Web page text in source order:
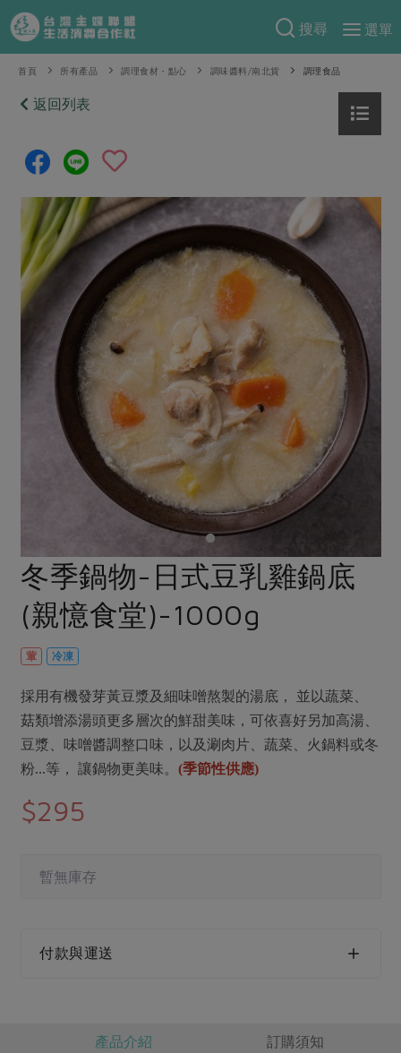
搜尋
選單
產品分類
當季蔬果
芽苗類
辛香料類
奶蛋豆・五穀
蛋 乳製品
豆製品 米麵雜糧
肉品・水產
畜產肉類 水產
水畜加工品
調理食材・點心
烘焙
休閒零嘴 沖泡飲品
保健食品
家庭清潔 織品
日用品 圖書禮品
防災用品
最新產品
樂齡友善
食譜料理
食材
麵食
肉食
海鮮
常備菜
料理方式
烘焙．點心
漬物
涼拌沙拉
飲品
主題食譜
異國料理
年菜食譜
節慶大餐
高麗菜海鮮煎餅
特別企畫
預購活動
把最好的台灣味帶回家！
防災用品預購圓滿結束
2026年端午節預購圓滿結束
更多預購活動
當季產品
合作25-經典快閃最後一週
合作25-精選產品第四彈
合作25-精選產品第三彈
議題活動
主婦聯盟X樂齡網特約優惠案
30%rPET紅烏龍茶
更多議題活動
把最好的台灣味帶回家！
綠主張
觀點文章
主婦食堂 一籃菜真心話
社內大小事 合作聯合國
產品故事 生活提案
親子食育
廚房瑜伽
關注議題
惜食
支持本土農糧
廢核運動 能源議題
減添加物 減塑減廢
公益金 食農教育
更多議題
生活者e週報
綠主張月刊
關於合作社
認識合作社
關於我們
合作社組織
員工與求才
產品檢驗
社員權益
合作社法規
最新消息
媒體報導
活動報下載
重要公告
首頁 所有產品 調理食材・點心 調味醬料/南北貨 調理食品
返回列表
冬季鍋物-日式豆乳雞鍋底
(親憶食堂)-1000g
葷 冷凍
採用有機發芽黃豆漿及細味噌熬製的湯底， 並以蔬菜、
菇類增添湯頭更多層次的鮮甜美味，可依喜好另加高湯、
豆漿、味噌醬調整口味，以及涮肉片、蔬菜、火鍋料或冬
粉...等， 讓鍋物更美味。(季節性供應)
$295
暫無庫存
付款與運送
產品介紹 訂購須知